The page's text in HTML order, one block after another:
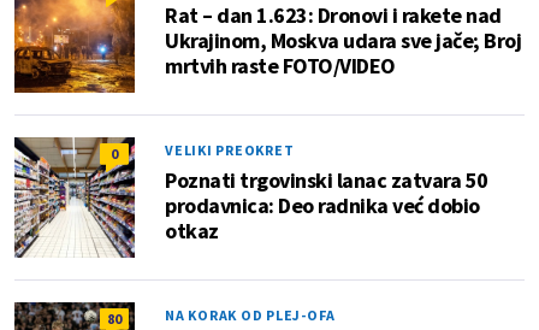
Rat – dan 1.623: Dronovi i rakete nad
Ukrajinom, Moskva udara sve jače; Broj
mrtvih raste FOTO/VIDEO
0 VELIKI PREOKRET
Poznati trgovinski lanac zatvara 50
prodavnica: Deo radnika već dobio
otkaz
80 NA KORAK OD PLEJ-OFA